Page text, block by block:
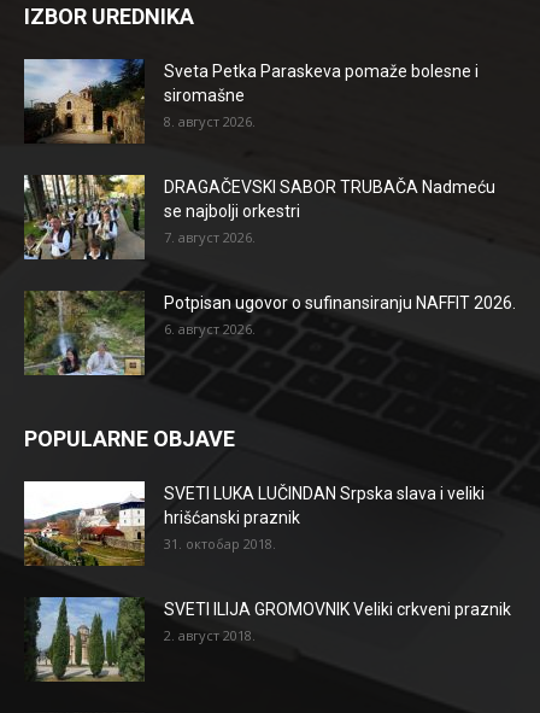
IZBOR UREDNIKA
Sveta Petka Paraskeva pomaže bolesne i
siromašne
8. август 2026.
DRAGAČEVSKI SABOR TRUBAČA Nadmeću
se najbolji orkestri
7. август 2026.
Potpisan ugovor o sufinansiranju NAFFIT 2026.
6. август 2026.
POPULARNE OBJAVE
SVETI LUKA LUČINDAN Srpska slava i veliki
hrišćanski praznik
31. октобар 2018.
SVETI ILIJA GROMOVNIK Veliki crkveni praznik
2. август 2018.